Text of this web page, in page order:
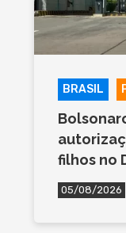
BRASIL
filhos no
05/08/2026